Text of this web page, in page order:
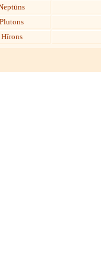
Plutons
Hīrons